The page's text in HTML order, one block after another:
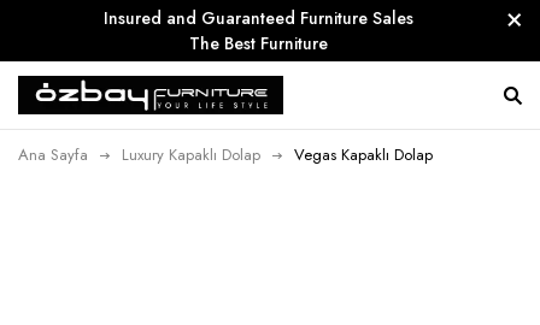
Insured and Guaranteed Furniture Sales
The Best Furniture
Ana Sayfa Luxury Kapaklı Dolap Vegas Kapaklı Dolap